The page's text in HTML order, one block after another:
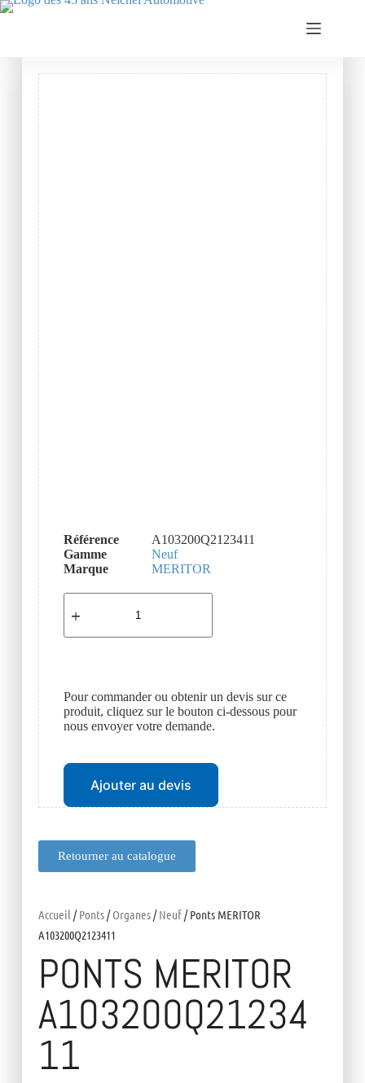
Retourner au catalogue
Accueil /Ponts/Organes/Neuf/ Ponts MERITOR
A103200Q2123411
PONTS MERITOR
A103200Q21234
11
Référence
A103200Q2123411
Gamme
Neuf
Marque
MERITOR
Pour commander ou obtenir un devis sur ce
produit, cliquez sur le bouton ci-dessous pour
nous envoyer votre demande.
Ajouter au devis